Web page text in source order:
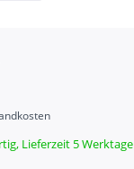
Lieferzeit 5 Werktage